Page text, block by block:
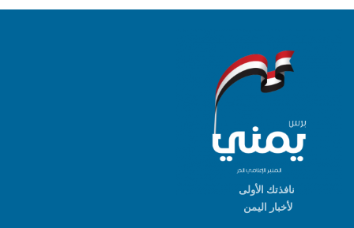
نافذتك الأولى
لأخبار اليمن